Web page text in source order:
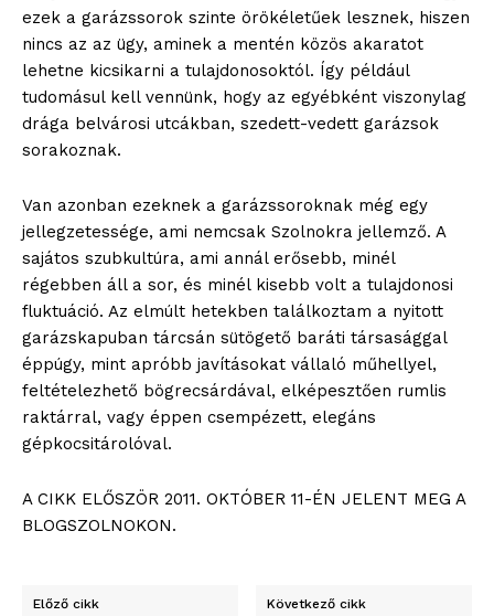
blogSZOLNOK
szubjektív élményportál
ezek a garázssorok szinte örökéletűek lesznek, hiszen
nincs az az ügy, aminek a mentén közös akaratot
lehetne kicsikarni a tulajdonosoktól. Így például
tudomásul kell vennünk, hogy az egyébként viszonylag
drága belvárosi utcákban, szedett-vedett garázsok
sorakoznak.
Van azonban ezeknek a garázssoroknak még egy
jellegzetessége, ami nemcsak Szolnokra jellemző. A
sajátos szubkultúra, ami annál erősebb, minél
régebben áll a sor, és minél kisebb volt a tulajdonosi
fluktuáció. Az elmúlt hetekben találkoztam a nyitott
garázskapuban tárcsán sütögető baráti társasággal
éppúgy, mint apróbb javításokat vállaló műhellyel,
feltételezhető bögrecsárdával, elképesztően rumlis
raktárral, vagy éppen csempézett, elegáns
gépkocsitárolóval.
A CIKK ELŐSZÖR 2011. OKTÓBER 11-ÉN JELENT MEG A
BLOGSZOLNOKON.
Előző cikk Következő cikk